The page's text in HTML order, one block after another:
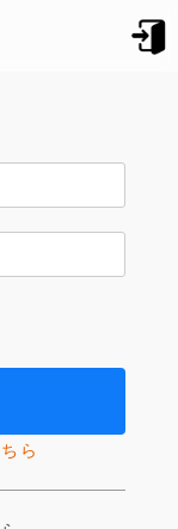
ら